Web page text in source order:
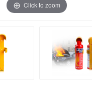
Click to zoom